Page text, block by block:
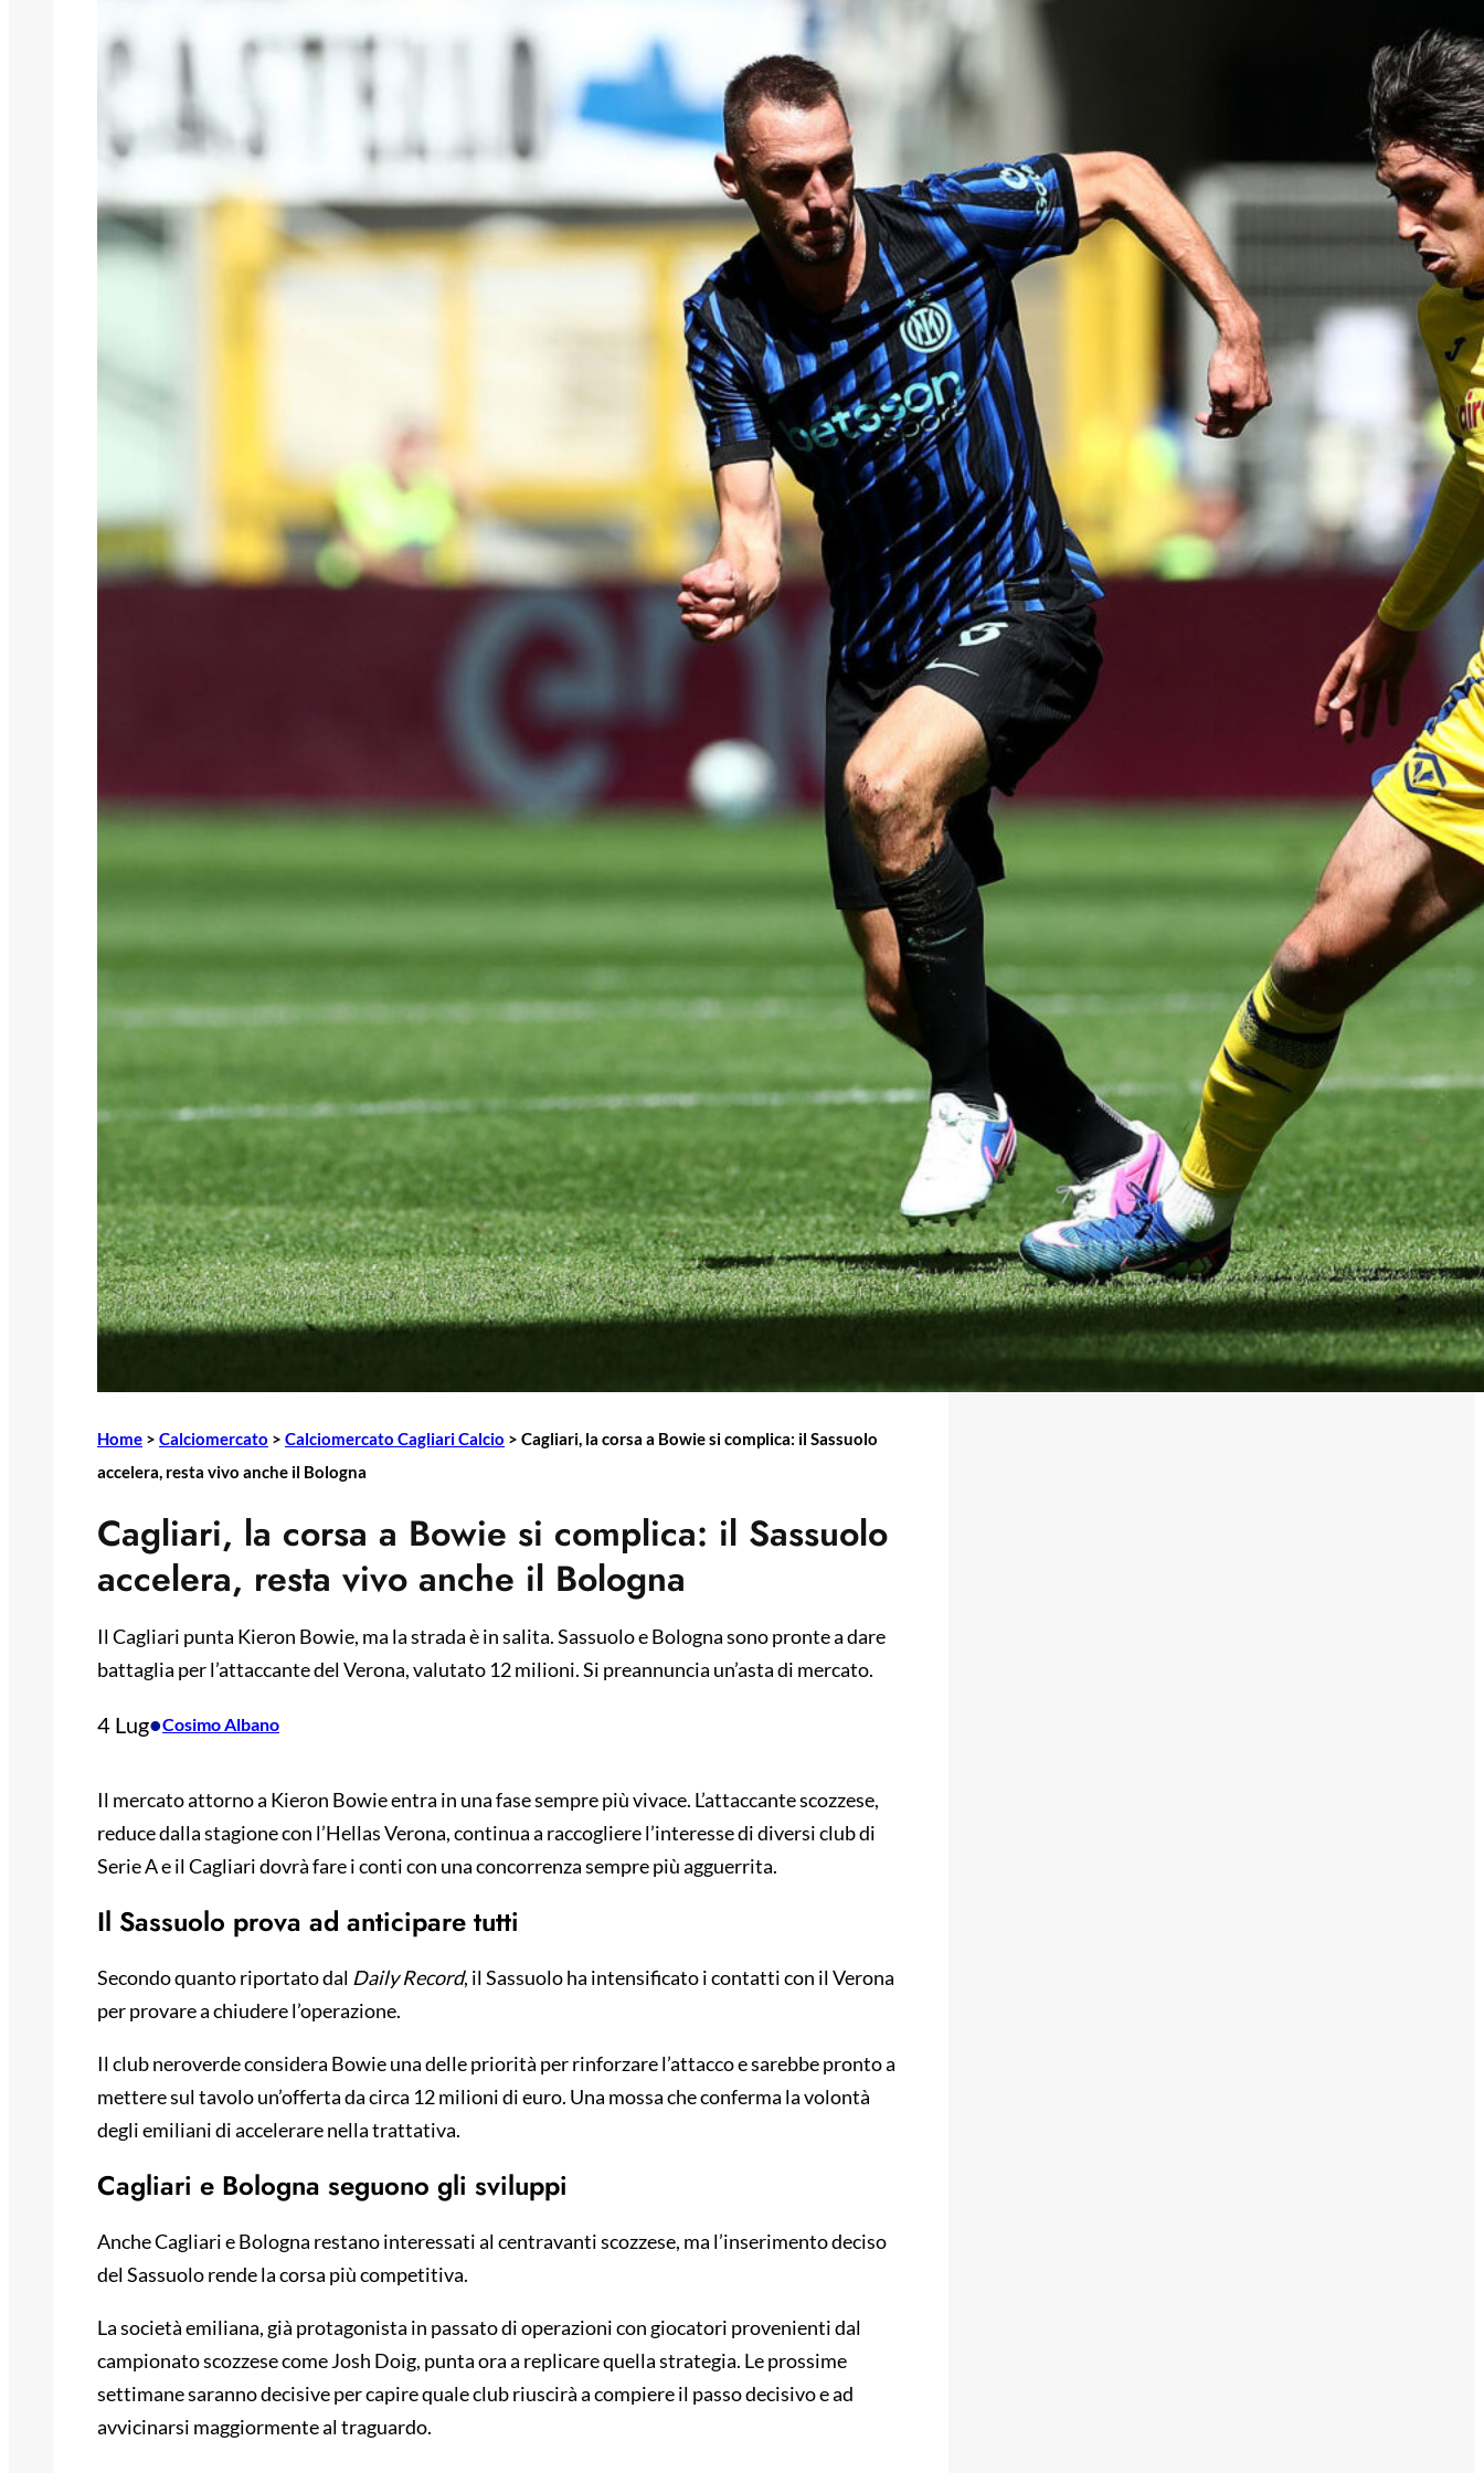
Home > Calciomercato > Calciomercato Cagliari Calcio > Cagliari, la corsa a Bowie si complica: il Sassuolo
accelera, resta vivo anche il Bologna
Cagliari, la corsa a Bowie si complica: il Sassuolo
accelera, resta vivo anche il Bologna
Il Cagliari punta Kieron Bowie, ma la strada è in salita. Sassuolo e Bologna sono pronte a dare
battaglia per l’attaccante del Verona, valutato 12 milioni. Si preannuncia un’asta di mercato.
4 Lug•Cosimo Albano
Il mercato attorno a Kieron Bowie entra in una fase sempre più vivace. L’attaccante scozzese,
reduce dalla stagione con l’Hellas Verona, continua a raccogliere l’interesse di diversi club di
Serie A e il Cagliari dovrà fare i conti con una concorrenza sempre più agguerrita.
Il Sassuolo prova ad anticipare tutti
Secondo quanto riportato dal Daily Record, il Sassuolo ha intensificato i contatti con il Verona
per provare a chiudere l’operazione.
Il club neroverde considera Bowie una delle priorità per rinforzare l’attacco e sarebbe pronto a
mettere sul tavolo un’offerta da circa 12 milioni di euro. Una mossa che conferma la volontà
degli emiliani di accelerare nella trattativa.
Cagliari e Bologna seguono gli sviluppi
Anche Cagliari e Bologna restano interessati al centravanti scozzese, ma l’inserimento deciso
del Sassuolo rende la corsa più competitiva.
La società emiliana, già protagonista in passato di operazioni con giocatori provenienti dal
campionato scozzese come Josh Doig, punta ora a replicare quella strategia. Le prossime
settimane saranno decisive per capire quale club riuscirà a compiere il passo decisivo e ad
avvicinarsi maggiormente al traguardo.
Il futuro di Di Paolo a Cagliari: lo
Spezia si allontana, pesa il caso
Esposito